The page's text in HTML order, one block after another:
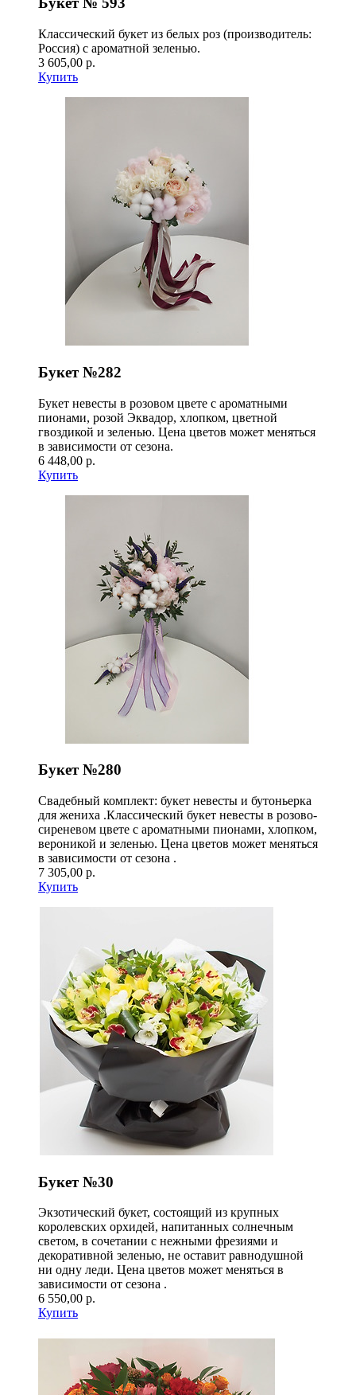
Классический букет из белых роз (производитель:
Россия) с ароматной зеленью.
3 605,00 р.
Купить
Букет №282
Букет невесты в розовом цвете с ароматными
пионами, розой Эквадор, хлопком, цветной
гвоздикой и зеленью. Цена цветов может меняться
в зависимости от сезона.
6 448,00 р.
Купить
Букет №280
Свадебный комплект: букет невесты и бутоньерка
для жениха .Классический букет невесты в розово-
сиреневом цвете с ароматными пионами, хлопком,
вероникой и зеленью. Цена цветов может меняться
в зависимости от сезона .
7 305,00 р.
Купить
Букет №30
Экзотический букет, состоящий из крупных
королевских орхидей, напитанных солнечным
светом, в сочетании с нежными фрезиями и
декоративной зеленью, не оставит равнодушной
ни одну леди. Цена цветов может меняться в
зависимости от сезона .
6 550,00 р.
Купить